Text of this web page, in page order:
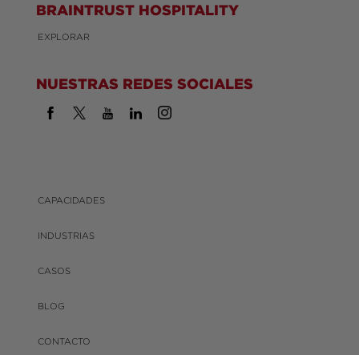
BRAINTRUST HOSPITALITY
EXPLORAR
NUESTRAS REDES SOCIALES
CAPACIDADES
INDUSTRIAS
CASOS
BLOG
CONTACTO